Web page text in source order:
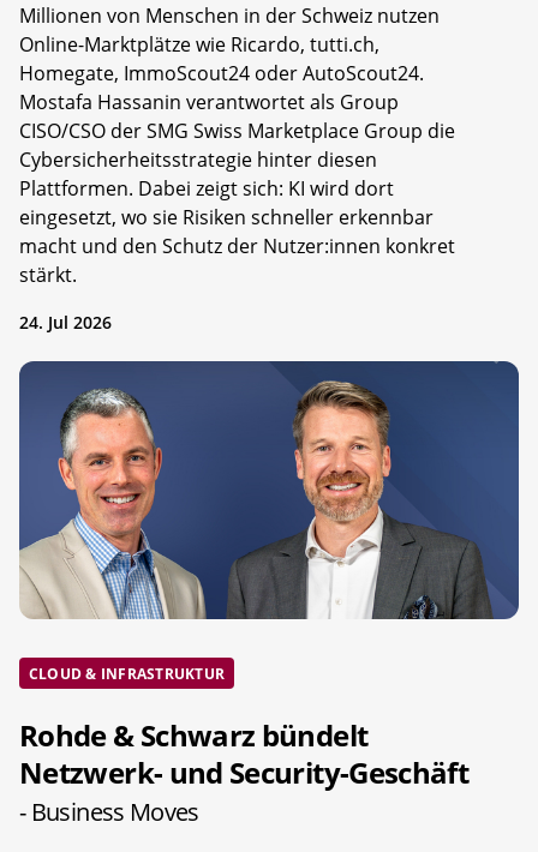
Millionen von Menschen in der Schweiz nutzen
Online-Marktplätze wie Ricardo, tutti.ch,
Homegate, ImmoScout24 oder AutoScout24.
Mostafa Hassanin verantwortet als Group
CISO/CSO der SMG Swiss Marketplace Group die
Cybersicherheitsstrategie hinter diesen
Plattformen. Dabei zeigt sich: KI wird dort
eingesetzt, wo sie Risiken schneller erkennbar
macht und den Schutz der Nutzer:innen konkret
stärkt.
24. Jul 2026
CLOUD & INFRASTRUKTUR
Rohde & Schwarz bündelt
Netzwerk- und Security-Geschäft
- Business Moves